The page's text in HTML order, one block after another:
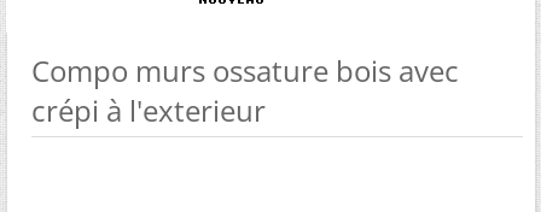
Compo murs ossature bois avec
crépi à l'exterieur